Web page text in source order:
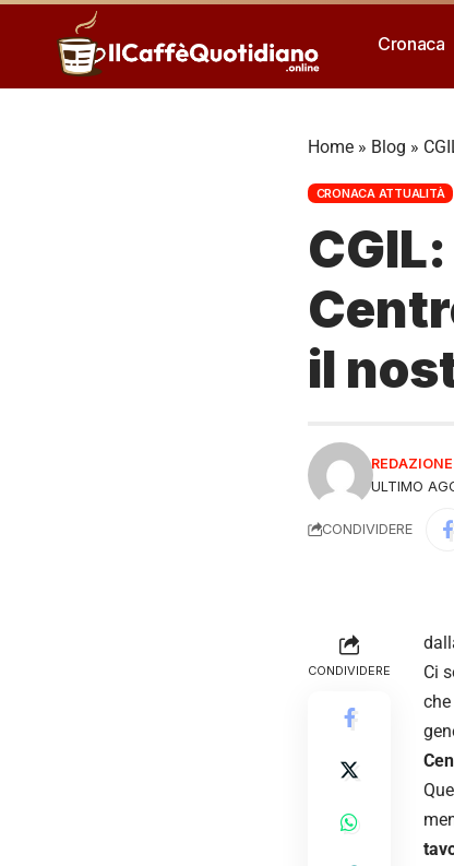
Cronaca
Home » Blog »
CRONACA ATTUALITÀ
il
ULTIMO
REDAZIONE
CONDIVIDERE
CONDIVIDERE
Ci